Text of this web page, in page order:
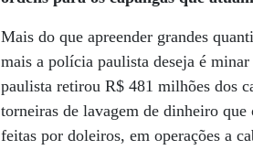
Mais do que apreender grandes
mais a polícia paulista deseja é
paulista retirou R$ 481 milhões dos
torneiras de lavagem de dinheiro
feitas por doleiros, em operações a